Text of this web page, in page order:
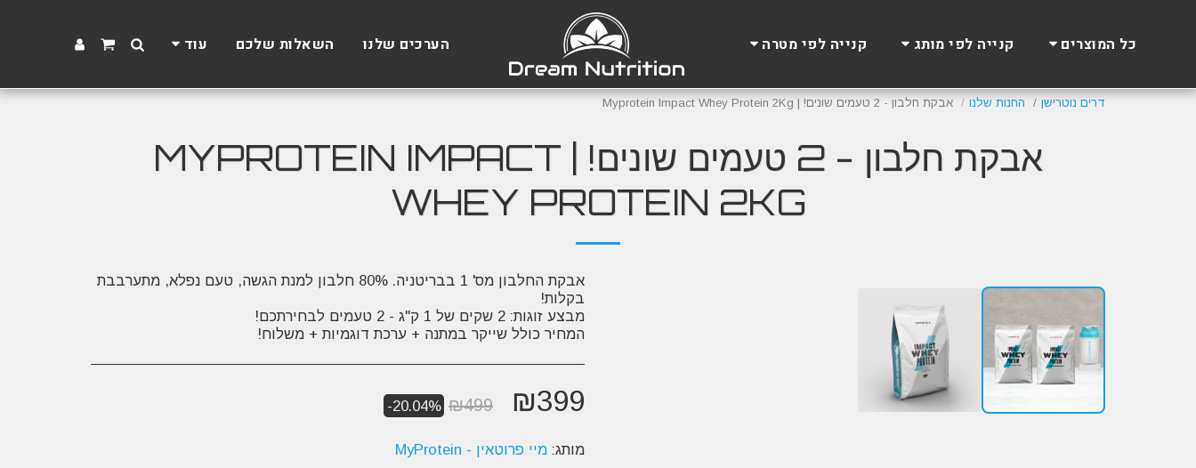
כל המוצרים קנייה לפי מותג קנייה לפי מטרה הערכים שלנו השאלות שלכם עוד
דרים נוטרישן החנות שלנו אבקת חלבון - 2 טעמים שונים! | Myprotein Impact Whey Protein 2Kg
אבקת חלבון - 2 טעמים שונים! | MYPROTEIN IMPACT
WHEY PROTEIN 2KG
אבקת החלבון מס' 1 בבריטניה. 80% חלבון למנת הגשה, טעם נפלא, מתערבבת
המחיר כולל שייקר במתנה + ערכת דוגמיות + משלוח!
₪399
₪499
-20.04%
מותג: מיי פרוטאין - MyProtein